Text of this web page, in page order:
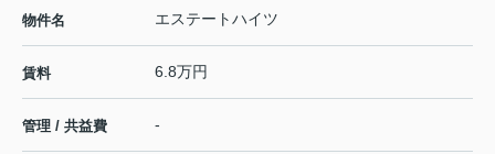
物件名 エステートハイツ
賃料 6.8万円
管理 / 共益費 -